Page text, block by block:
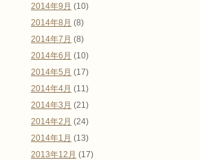
2014年9月 (10)
2014年8月 (8)
2014年7月 (8)
2014年6月 (10)
2014年5月 (17)
2014年4月 (11)
2014年3月 (21)
2014年2月 (24)
2014年1月 (13)
2013年12月 (17)